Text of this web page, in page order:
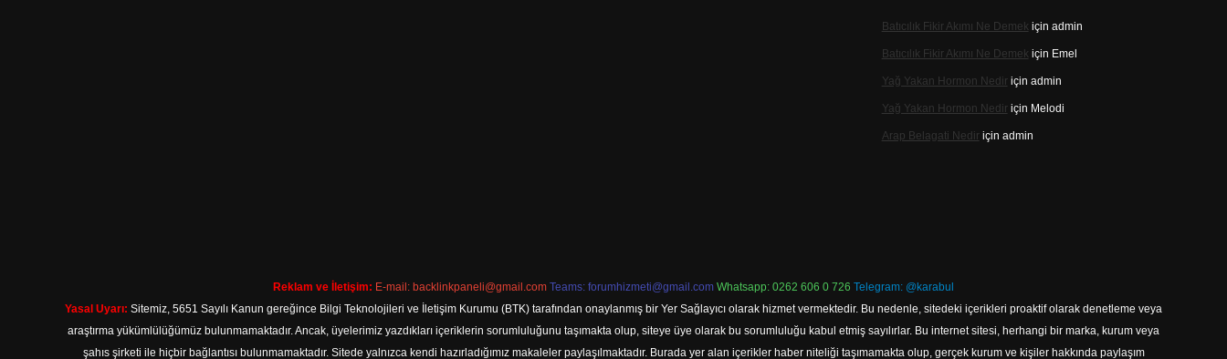
Batıcılık Fikir Akımı Ne Demek için admin
Batıcılık Fikir Akımı Ne Demek için Emel
Yağ Yakan Hormon Nediriçin admin
Yağ Yakan Hormon Nediriçin Melodi
Arap Belagati Nediriçin admin
Reklam ve İletişim: E-mail: backlinkpaneli@gmail.com Teams: forumhizmeti@gmail.com Whatsapp: 0262 606 0 726 Telegram: @karabul
Yasal Uyarı: Sitemiz, 5651 Sayılı Kanun gereğince Bilgi Teknolojileri ve İletişim Kurumu (BTK) tarafından onaylanmış bir Yer Sağlayıcı olarak hizmet vermektedir. Bu nedenle, sitedeki içerikleri proaktif olarak denetleme veya
araştırma yükümlülüğümüz bulunmamaktadır. Ancak, üyelerimiz yazdıkları içeriklerin sorumluluğunu taşımakta olup, siteye üye olarak bu sorumluluğu kabul etmiş sayılırlar. Bu internet sitesi, herhangi bir marka, kurum veya
şahıs şirketi ile hiçbir bağlantısı bulunmamaktadır. Sitede yalnızca kendi hazırladığımız makaleler paylaşılmaktadır. Burada yer alan içerikler haber niteliği taşımamakta olup, gerçek kurum ve kişiler hakkında paylaşım